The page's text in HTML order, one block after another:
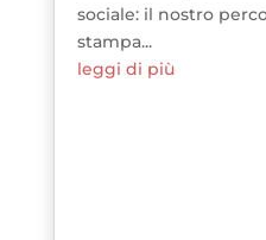
sociale: il nostro
stampa...
leggi di più